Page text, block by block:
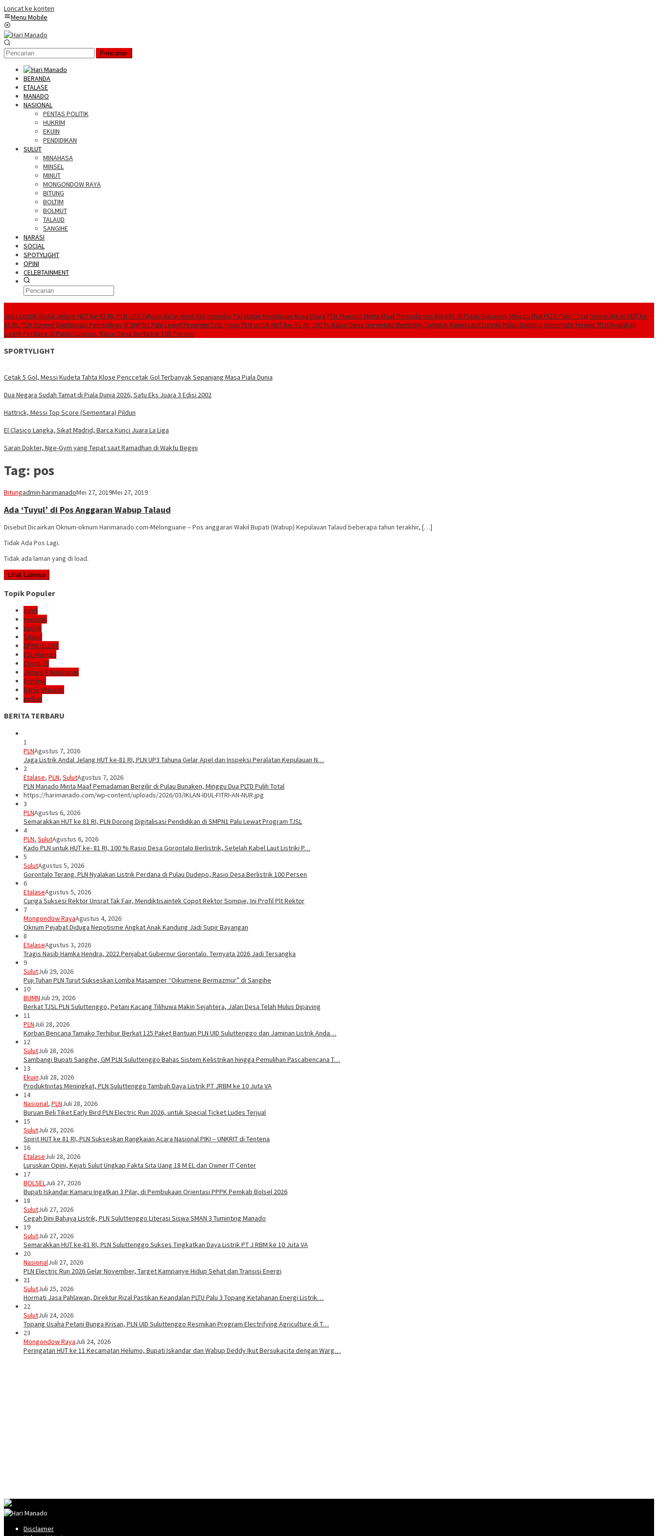
Loncat ke konten
Menu Mobile
Pencarian
BERANDA
ETALASE
MANADO
NASIONAL
PENTAS POLITIK
HUKRIM
EKUIN
PENDIDIKAN
SULUT
MINAHASA
MINSEL
MINUT
MONGONDOW RAYA
BITUNG
BOLTIM
BOLMUT
TALAUD
SANGIHE
NARASI
SOCIAL
SPOTYLIGHT
OPINI
CELEBTAINMENT
Jaga Listrik Andal Jelang HUT ke-81 RI, PLN UP3 Tahuna Gelar Apel dan Inspeksi Peralatan Kepulauan Nusa Utara PLN Manado Minta Maaf Pemadaman Bergilir di Pulau Bunaken, Minggu Dua PLTD Pulih TotalSemarakkan HUT ke
81 RI, PLN Dorong Digitalisasi Pendidikan di SMPN1 Palu Lewat Program TJSLKado PLN untuk HUT ke- 81 RI, 100 % Rasio Desa Gorontalo Berlistrik, Setelah Kabel Laut Listriki Pulau Dudepo Gorontalo Terang. PLN Nyalakan
Listrik Perdana di Pulau Dudepo, Rasio Desa Berlistrik 100 Persen
SPORTYLIGHT
Cetak 5 Gol, Messi Kudeta Tahta Klose Penccetak Gol Terbanyak Sepanjang Masa Piala Dunia
Dua Negara Sudah Tamat di Piala Dunia 2026, Satu Eks Juara 3 Edisi 2002
Hattrick, Messi Top Score (Sementara) Pildun
El Clasico Langka, Sikat Madrid, Barca Kunci Juara La Liga
Saran Dokter, Nge-Gym yang Tepat saat Ramadhan di Waktu Begini
Tag: pos
Bitungadmin-harimanadoMei 27, 2019Mei 27, 2019
Ada ‘Tuyul’ di Pos Anggaran Wabup Talaud
Disebut Dicairkan Oknum-oknum Harimanado.com-Melonguane – Pos anggaran Wakil Bupati (Wabup) Kepulauan Talaud beberapa tahun terakhir, […]
Tidak Ada Pos Lagi.
Tidak ada laman yang di load.
Lihat Lainnya
Topik Populer
sulut
manado
politik
Talaud
DPRD SULUT
E2L-Mantap
Covid-19
James A Kojongian
kriminal
Banjir Manado
golkar
BERITA TERBARU
1
PLNAgustus 7, 2026
Jaga Listrik Andal Jelang HUT ke-81 RI, PLN UP3 Tahuna Gelar Apel dan Inspeksi Peralatan Kepulauan N…
2
Etalase, PLN, SulutAgustus 7, 2026
PLN Manado Minta Maaf Pemadaman Bergilir di Pulau Bunaken, Minggu Dua PLTD Pulih Total
https://harimanado.com/wp-content/uploads/2026/03/IKLAN-IDUL-FITRI-AN-NUR.jpg
3
PLNAgustus 6, 2026
Semarakkan HUT ke 81 RI, PLN Dorong Digitalisasi Pendidikan di SMPN1 Palu Lewat Program TJSL
4
PLN, SulutAgustus 6, 2026
Kado PLN untuk HUT ke- 81 RI, 100 % Rasio Desa Gorontalo Berlistrik, Setelah Kabel Laut Listriki P…
5
SulutAgustus 5, 2026
Gorontalo Terang. PLN Nyalakan Listrik Perdana di Pulau Dudepo, Rasio Desa Berlistrik 100 Persen
6
EtalaseAgustus 5, 2026
Curiga Suksesi Rektor Unsrat Tak Fair, Mendiktisaintek Copot Rektor Sompie, Ini Profil Plt Rektor
7
Mongondow RayaAgustus 4, 2026
Oknum Pejabat Diduga Nepotisme Angkat Anak Kandung Jadi Supir Bayangan
8
EtalaseAgustus 3, 2026
Tragis Nasib Hamka Hendra, 2022 Penjabat Gubernur Gorontalo. Ternyata 2026 Jadi Tersangka
9
SulutJuli 29, 2026
Puji Tuhan PLN Turut Sukseskan Lomba Masamper “Oikumene Bermazmur” di Sangihe
10
BUMNJuli 29, 2026
Berkat TJSL PLN Suluttenggo, Petani Kacang Tilihuwa Makin Sejahtera, Jalan Desa Telah Mulus Dipaving
11
PLNJuli 28, 2026
Korban Bencana Tamako Terhibur Berkat 125 Paket Bantuan PLN UID Suluttenggo dan Jaminan Listrik Anda…
12
SulutJuli 28, 2026
Sambangi Bupati Sangihe, GM PLN Suluttenggo Bahas Sistem Kelistrikan hingga Pemulihan Pascabencana T…
13
EkuinJuli 28, 2026
Produktivitas Meningkat, PLN Suluttenggo Tambah Daya Listrik PT JRBM ke 10 Juta VA
14
Nasional, PLNJuli 28, 2026
Buruan Beli Tiket Early Bird PLN Electric Run 2026, untuk Special Ticket Ludes Terjual
15
SulutJuli 28, 2026
Spirit HUT ke 81 RI, PLN Sukseskan Rangkaian Acara Nasional PIKI – UNKRIT di Tentena
16
EtalaseJuli 28, 2026
Luruskan Opini, Kejati Sulut Ungkap Fakta Sita Uang 18 M EL dan Owner IT Center
17
BOLSELJuli 27, 2026
Bupati Iskandar Kamaru Ingatkan 3 Pilar, di Pembukaan Orientasi PPPK Pemkab Bolsel 2026
18
SulutJuli 27, 2026
Cegah Dini Bahaya Listrik, PLN Suluttenggo Literasi Siswa SMAN 3 Tuminting Manado
19
SulutJuli 27, 2026
Semarakkan HUT ke-81 RI, PLN Suluttenggo Sukses Tingkatkan Daya Listrik PT J RBM ke 10 Juta VA
20
NasionalJuli 27, 2026
PLN Electric Run 2026 Gelar November, Target Kampanye Hidup Sehat dan Transisi Energi
21
SulutJuli 25, 2026
Hormati Jasa Pahlawan, Direktur Rizal Pastikan Keandalan PLTU Palu 3 Topang Ketahanan Energi Listrik…
22
SulutJuli 24, 2026
Topang Usaha Petani Bunga Krisan, PLN UID Suluttenggo Resmikan Program Electrifying Agriculture di T…
23
Mongondow RayaJuli 24, 2026
Peringatan HUT ke 11 Kecamatan Helumo, Bupati Iskandar dan Wabup Deddy Ikut Bersukacita dengan Warg…
Disclaimer